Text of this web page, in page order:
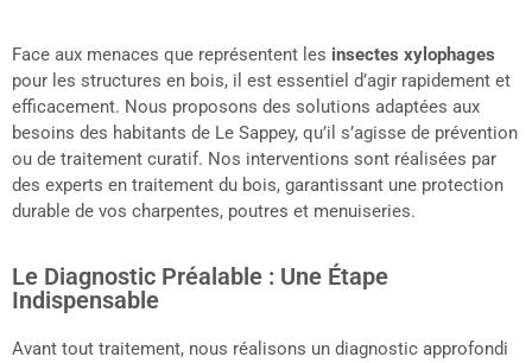
Face aux menaces que représentent les insectes xylophages
pour les structures en bois, il est essentiel d’agir rapidement et
efficacement. Nous proposons des solutions adaptées aux
besoins des habitants de Le Sappey, qu’il s’agisse de prévention
ou de traitement curatif. Nos interventions sont réalisées par
des experts en traitement du bois, garantissant une protection
durable de vos charpentes, poutres et menuiseries.
Le Diagnostic Préalable : Une Étape
Indispensable
Avant tout traitement, nous réalisons un diagnostic approfondi